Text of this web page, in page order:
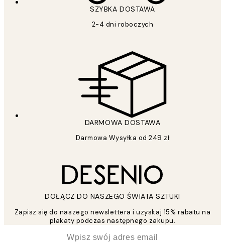
SZYBKA DOSTAWA
2-4 dni roboczych
DARMOWA DOSTAWA
Darmowa Wysyłka od 249 zł
DOŁĄCZ DO NASZEGO ŚWIATA SZTUKI
Zapisz się do naszego newslettera i uzyskaj 15% rabatu na
plakaty podczas następnego zakupu.